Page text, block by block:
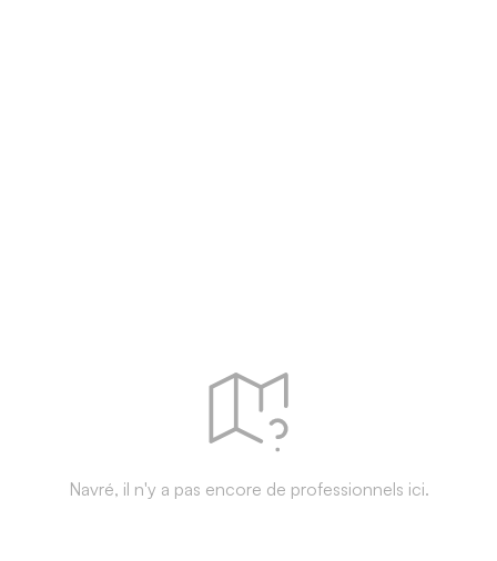
Navré, il n'y a pas encore de professionnels ici.